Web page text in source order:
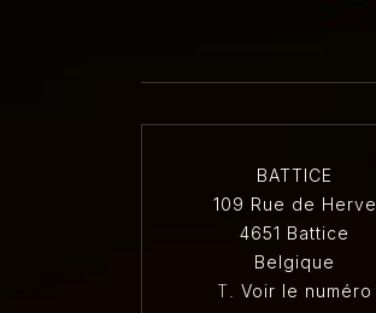
BATTICE
109 Rue de Herve
4651 Battice
Belgique
T. Voir le numéro